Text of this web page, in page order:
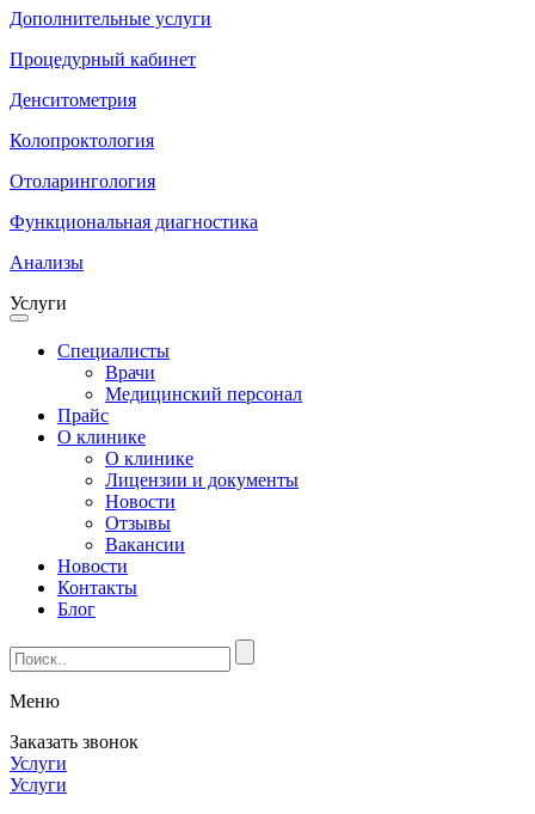
Дополнительные услуги
Процедурный кабинет
Денситометрия
Колопроктология
Отоларингология
Функциональная диагностика
Анализы
Услуги
Специалисты
Врачи
Медицинский персонал
Прайс
О клинике
О клинике
Лицензии и документы
Новости
Отзывы
Вакансии
Новости
Контакты
Блог
Меню
Заказать звонок
Услуги
Услуги